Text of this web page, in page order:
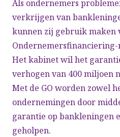
Als ondernemers
verkrijgen van
kunnen zij gebruik maken
Ondernemersfinanciering-
Het kabinet wil het
verhogen van 400 miljoen
Met de GO worden zowel
ondernemingen door
garantie op bankleningen
geholpen.